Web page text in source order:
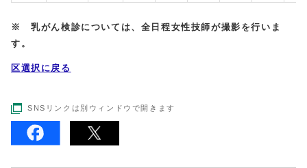
※ 乳がん検診については、全日程女性技師が撮影を行いま
す。
区選択に戻る
SNSリンクは別ウィンドウで開きます